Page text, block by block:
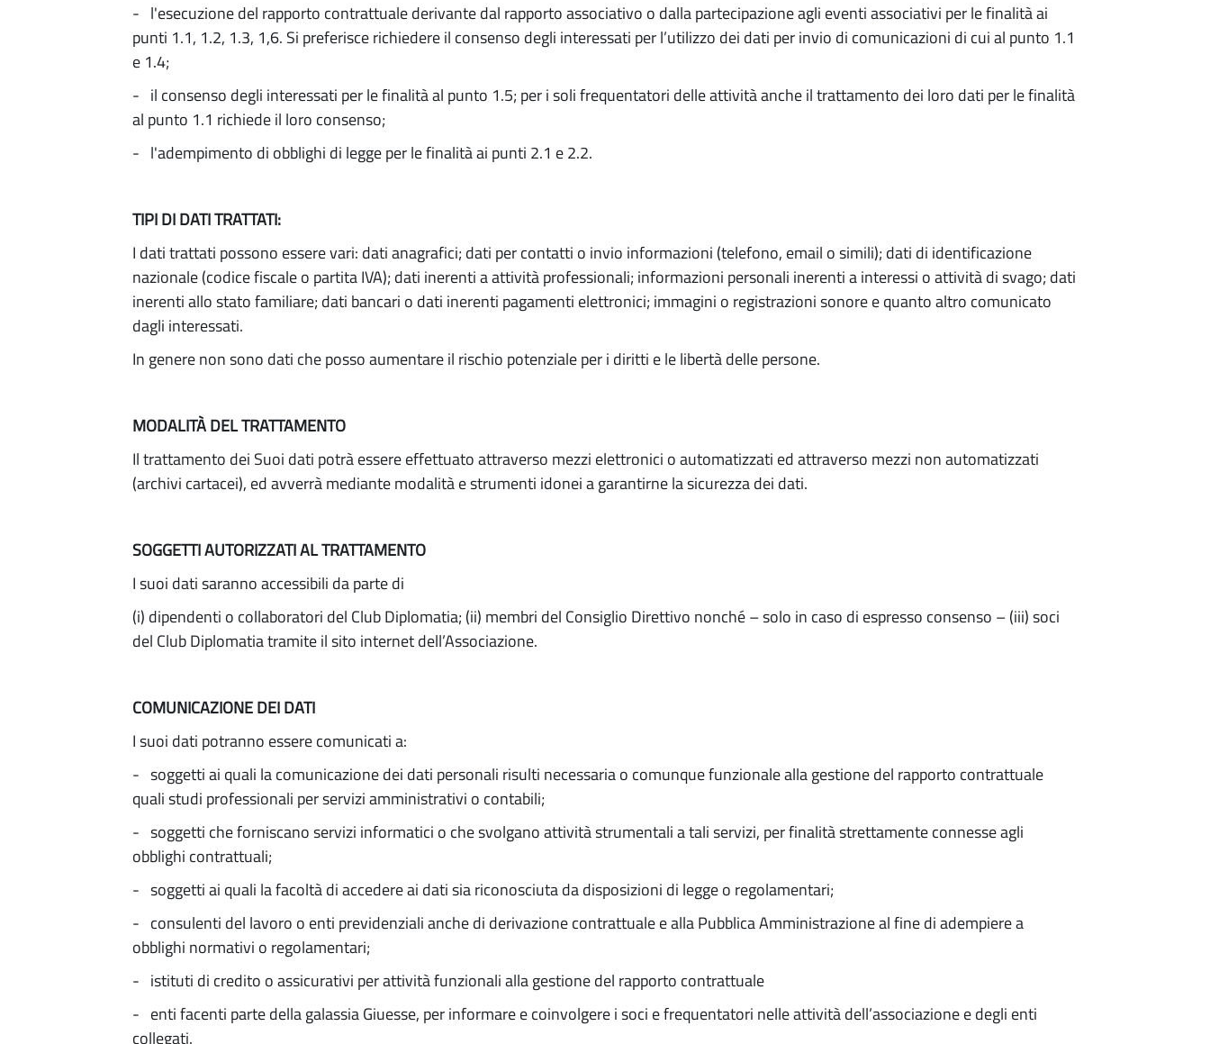
- l'esecuzione del rapporto contrattuale derivante dal rapporto associativo o dalla partecipazione agli eventi associativi per le finalità ai
punti 1.1, 1.2, 1.3, 1,6. Si preferisce richiedere il consenso degli interessati per l’utilizzo dei dati per invio di comunicazioni di cui al punto 1.1
e 1.4;
- il consenso degli interessati per le finalità al punto 1.5; per i soli frequentatori delle attività anche il trattamento dei loro dati per le finalità
al punto 1.1 richiede il loro consenso;
- l'adempimento di obblighi di legge per le finalità ai punti 2.1 e 2.2.
TIPI DI DATI TRATTATI:
I dati trattati possono essere vari: dati anagrafici; dati per contatti o invio informazioni (telefono, email o simili); dati di identificazione
nazionale (codice fiscale o partita IVA); dati inerenti a attività professionali; informazioni personali inerenti a interessi o attività di svago; dati
inerenti allo stato familiare; dati bancari o dati inerenti pagamenti elettronici; immagini o registrazioni sonore e quanto altro comunicato
dagli interessati.
In genere non sono dati che posso aumentare il rischio potenziale per i diritti e le libertà delle persone.
MODALITÀ DEL TRATTAMENTO
Il trattamento dei Suoi dati potrà essere effettuato attraverso mezzi elettronici o automatizzati ed attraverso mezzi non automatizzati
(archivi cartacei), ed avverrà mediante modalità e strumenti idonei a garantirne la sicurezza dei dati.
SOGGETTI AUTORIZZATI AL TRATTAMENTO
I suoi dati saranno accessibili da parte di
(i) dipendenti o collaboratori del Club Diplomatia; (ii) membri del Consiglio Direttivo nonché – solo in caso di espresso consenso – (iii) soci
del Club Diplomatia tramite il sito internet dell’Associazione.
COMUNICAZIONE DEI DATI
I suoi dati potranno essere comunicati a:
- soggetti ai quali la comunicazione dei dati personali risulti necessaria o comunque funzionale alla gestione del rapporto contrattuale
quali studi professionali per servizi amministrativi o contabili;
- soggetti che forniscano servizi informatici o che svolgano attività strumentali a tali servizi, per finalità strettamente connesse agli
obblighi contrattuali;
- soggetti ai quali la facoltà di accedere ai dati sia riconosciuta da disposizioni di legge o regolamentari;
- consulenti del lavoro o enti previdenziali anche di derivazione contrattuale e alla Pubblica Amministrazione al fine di adempiere a
obblighi normativi o regolamentari;
- istituti di credito o assicurativi per attività funzionali alla gestione del rapporto contrattuale
- enti facenti parte della galassia Giuesse, per informare e coinvolgere i soci e frequentatori nelle attività dell’associazione e degli enti
collegati.